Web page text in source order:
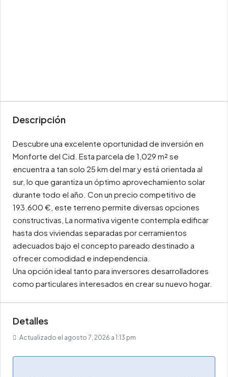
Descripción
Descubre una excelente oportunidad de inversión en
Monforte del Cid. Esta parcela de 1,029 m² se
encuentra a tan solo 25 km del mar y está orientada al
sur, lo que garantiza un óptimo aprovechamiento solar
durante todo el año. Con un precio competitivo de
193.600 €, este terreno permite diversas opciones
constructivas, La normativa vigente contempla edificar
hasta dos viviendas separadas por cerramientos
adecuados bajo el concepto pareado destinado a
ofrecer comodidad e independencia.
Una opción ideal tanto para inversores desarrolladores
como particulares interesados en crear su nuevo hogar.
Detalles
Actualizado el agosto 7, 2026 a 1:13 pm